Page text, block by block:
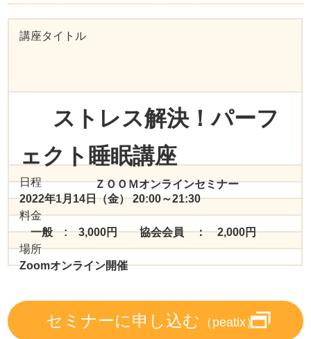
講座タイトル
ストレス解決！パーフ
ェクト睡眠講座
ＺＯＯＭオンラインセミナー
日程
2022年1月14日（金） 20:00～21:30
料金
一般 : 3,000円 協会会員 ： 2,000円
場所
Zoomオンライン開催
セミナーに申し込む （peatix）